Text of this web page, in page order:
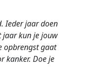
Ieder jaar doen
jaar kun je jouw
opbrengst gaat
kanker. Doe je